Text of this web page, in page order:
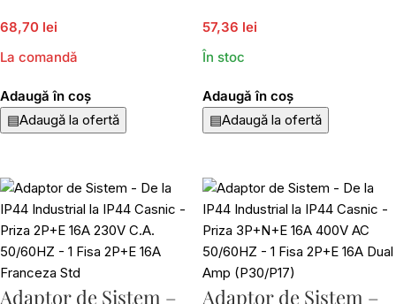
68,70 lei
La comandă
Adaugă în coș
▤Adaugă la ofertă
57,36 lei
În stoc
Adaugă în coș
▤Adaugă la ofertă
Adaptor de Sistem –
Adaptor de Sistem –